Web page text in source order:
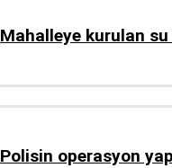
Mahalleye kurulan
Polisin operasyon